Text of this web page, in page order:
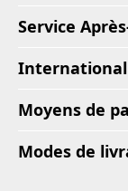
Service
International
Moyens de
Modes de